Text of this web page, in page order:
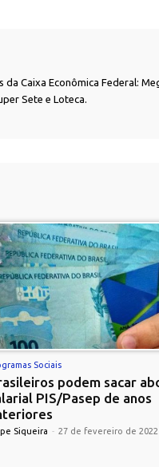
Caixa Econômica Federal:
Sete e Loteca.
Sociais
podem sacar
PIS/Pasep de anos
Siqueira - 27 de fevereiro de 2022